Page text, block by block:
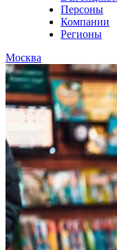
Персоны
Компании
Регионы
Москва